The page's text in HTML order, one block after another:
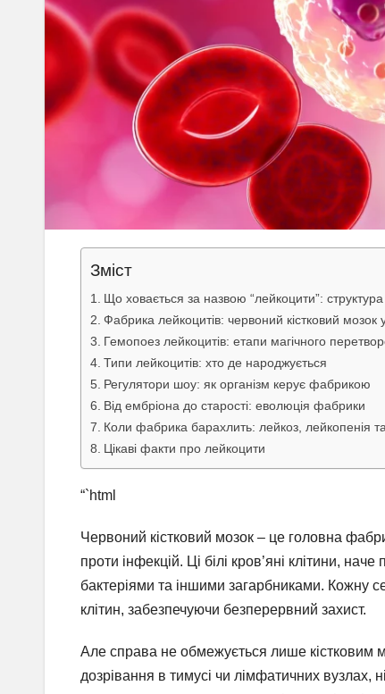
Зміст
Що ховається за назвою “лейкоцити”: структура
Фабрика лейкоцитів: червоний кістковий мозок
Гемопоез лейкоцитів: етапи магічного
Типи лейкоцитів: хто де народжується
Регулятори шоу: як організм керує фабрикою
Від ембріона до старості: еволюція фабрики
Коли фабрика барахлить: лейкоз, лейкопенія та
Цікаві факти про лейкоцити
“`html
Червоний кістковий мозок – це головна
проти інфекцій. Ці білі кров’яні клітини,
бактеріями та іншими загарбниками. Кожну
клітин, забезпечуючи безперервний захист.
Але справа не обмежується лише кістковим
дозрівання в тимусі чи лімфатичних вузлах,